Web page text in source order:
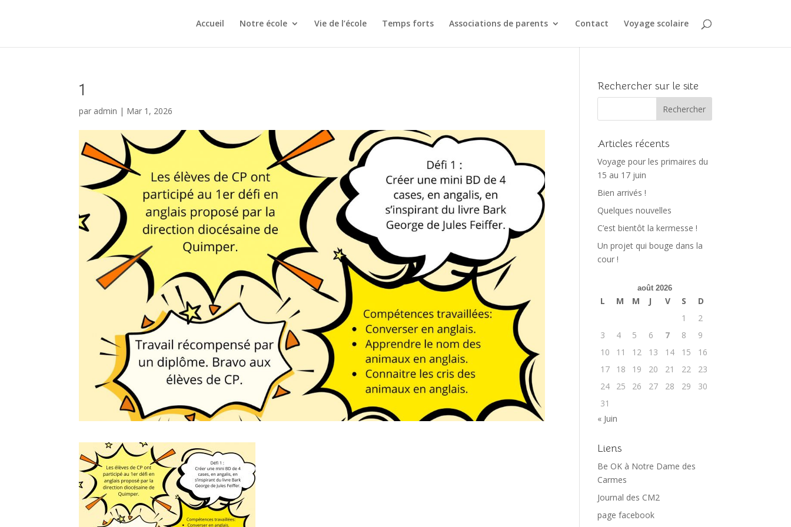
Accueil Notre école Vie de l’école Temps forts Associations de parents Contact Voyage scolaire
1
par admin | Mar 1, 2026
Rechercher sur le site
Articles récents
Voyage pour les primaires du
15 au 17 juin
Bien arrivés !
Quelques nouvelles
C’est bientôt la kermesse !
Un projet qui bouge dans la
cour !
août 2026
L M M J V S
D
1
2
3
4 5 6 7 8
9
10
11 12 13 14 15
16
17
18 19 20 21 22
23
24
25 26 27 28 29
30
31
« Juin
Liens
Be OK à Notre Dame des
Carmes
Journal des CM2
page facebook